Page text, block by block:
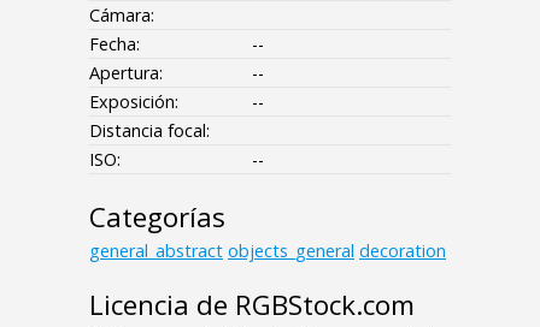
Cámara:
Fecha:
--
Apertura:
--
Exposición:
--
Distancia focal:
ISO:
--
Categorías
general_abstract objects_general decoration
Licencia de RGBStock.com